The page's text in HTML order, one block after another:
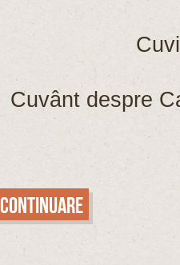
Cuvânt despre
Continuare